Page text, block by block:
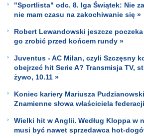
"Sportlista" odc. 8. Iga Świątek: Nie
nie mam czasu na zakochiwanie się »
Robert Lewandowski jeszcze
go zrobić przed końcem rundy »
Juventus - AC Milan, czyli Szczęsny
obejrzeć hit Serie A? Transmisja TV,
żywo, 10.11 »
Koniec kariery Mariusza
Znamienne słowa właściciela
Wielki hit w Anglii. Według Kloppa w
musi być nawet sprzedawca hot-